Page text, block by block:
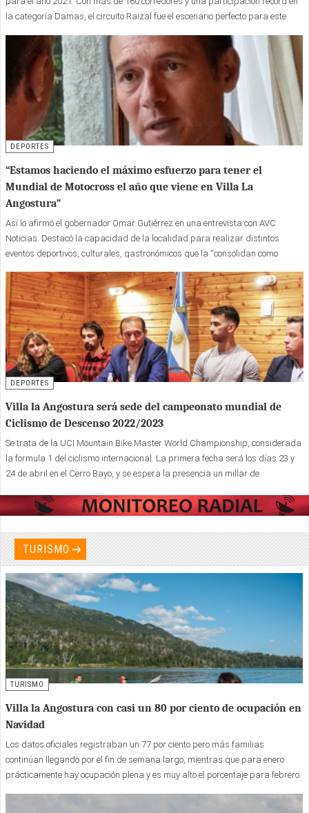
la categoría Damas, el circuito Raizal fue el escenario perfecto para este
DEPORTES
“Estamos haciendo el máximo esfuerzo para tener el
Mundial de Motocross el año que viene en Villa La
Angostura”
Así lo afirmó el gobernador Omar Gutiérrez en una entrevista con AVC
Noticias. Destacó la capacidad de la localidad para realizar distintos
eventos deportivos, culturales, gastronómicos que la “consolidan como
DEPORTES
Villa la Angostura será sede del campeonato mundial de
Ciclismo de Descenso 2022/2023
Se trata de la UCI Mountain Bike Master World Championship, considerada
la formula 1 del ciclismo internacional. La primera fecha será los días 23 y
24 de abril en el Cerro Bayo, y se espera la presencia un millar de
TURISMO
TURISMO
Villa la Angostura con casi un 80 por ciento de ocupación en
Navidad
Los datos oficiales registraban un 77 por ciento pero más familias
continúan llegando por el fin de semana largo, mientras que para enero
prácticamente hay ocupación plena y es muy alto el porcentaje para febrero.